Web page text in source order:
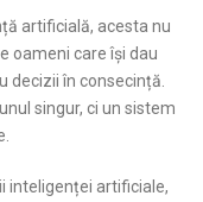
artificială, acesta nu
oameni care își dau
decizii în consecință.
singur, ci un sistem
inteligenței artificiale,